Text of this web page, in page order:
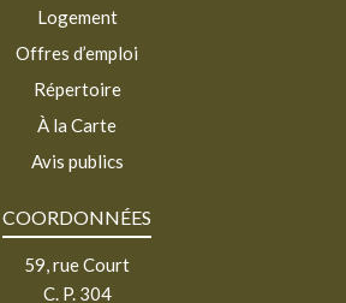
Logement
Offres d’emploi
Répertoire
À la Carte
Avis publics
COORDONNÉES
59, rue Court
C. P. 304